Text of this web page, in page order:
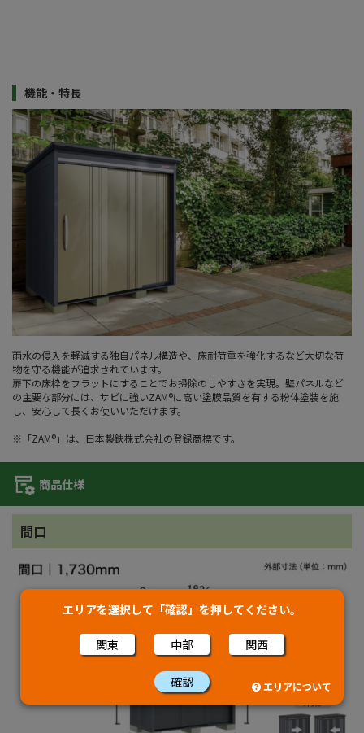
機能・特長
雨水の侵入を軽減する独自パネル構造や、床耐荷重を強化するなど大切な荷
物を守る機能が追求されています。
扉下の床枠をフラットにすることでお掃除のしやすさを実現。壁パネルなど
の主要な部分には、サビに強いZAM®に高い塗膜品質を有する粉体塗装を施
し、安心して長くお使いいただけます。
※「ZAM®」は、日本製鉄株式会社の登録商標です。
エリアを選択して「確認」を押してください。
関東 中部 関西
確認 エリアについて
商品仕様
間口